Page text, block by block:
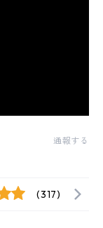
通報する
(317)